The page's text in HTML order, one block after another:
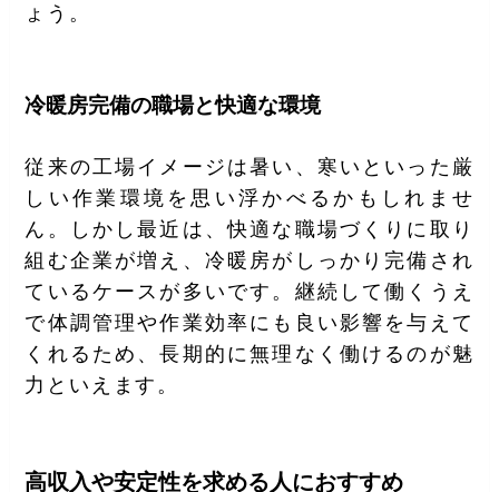
ょう。
冷暖房完備の職場と快適な環境
従来の工場イメージは暑い、寒いといった厳
しい作業環境を思い浮かべるかもしれませ
ん。しかし最近は、快適な職場づくりに取り
組む企業が増え、冷暖房がしっかり完備され
ているケースが多いです。継続して働くうえ
で体調管理や作業効率にも良い影響を与えて
くれるため、長期的に無理なく働けるのが魅
力といえます。
高収入や安定性を求める人におすすめ